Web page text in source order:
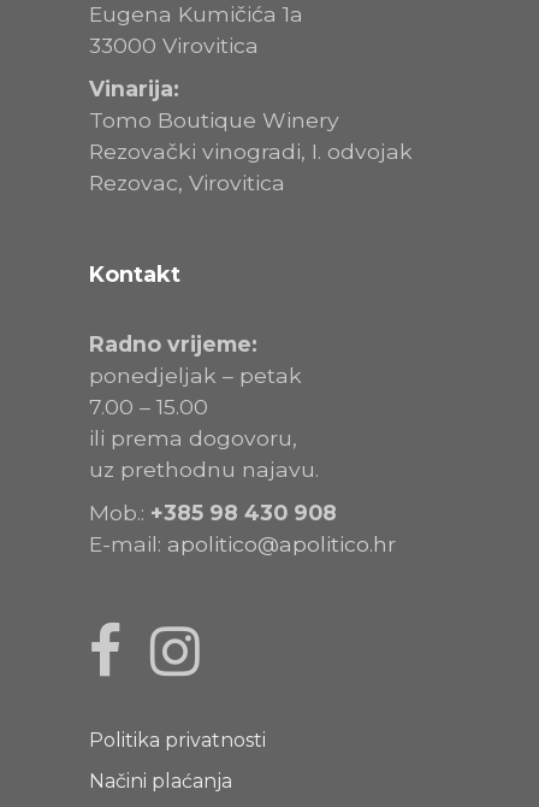
Eugena Kumičića 1a
33000 Virovitica
Vinarija:
Tomo Boutique Winery
Rezovački vinogradi, I. odvojak
Rezovac, Virovitica
Kontakt
Radno vrijeme:
ponedjeljak – petak
7.00 – 15.00
ili prema dogovoru,
uz prethodnu najavu.
Mob.: +385 98 430 908
E-mail: apolitico@apolitico.hr
Politika privatnosti
Načini plaćanja